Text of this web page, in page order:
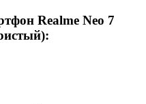
Realme Neo 7